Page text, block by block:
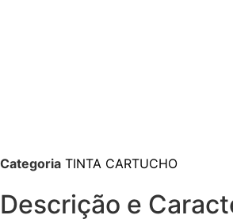
Categoria TINTA CARTUCHO
Descrição e